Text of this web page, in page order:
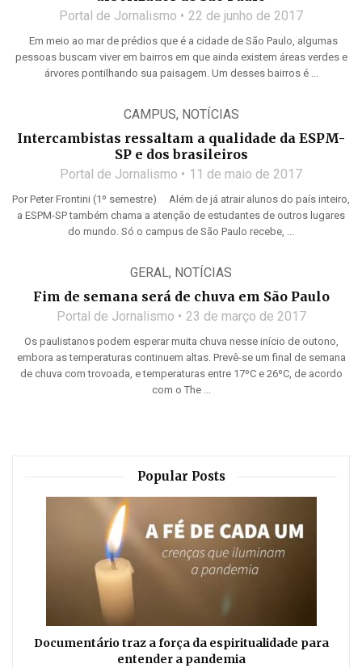
Portal de Jornalismo 22 de junho de 2017
Em meio ao mar de prédios que é a cidade de São Paulo, algumas
pessoas buscam viver em bairros em que ainda existem áreas verdes e
árvores pontilhando sua paisagem. Um desses bairros é ...
CAMPUS, NOTÍCIAS
Intercambistas ressaltam a qualidade da ESPM-
SP e dos brasileiros
Portal de Jornalismo 11 de maio de 2017
Por Peter Frontini (1º semestre) Além de já atrair alunos do país inteiro,
a ESPM-SP também chama a atenção de estudantes de outros lugares
do mundo. Só o campus de São Paulo recebe, ...
GERAL, NOTÍCIAS
Fim de semana será de chuva em São Paulo
Portal de Jornalismo 23 de março de 2017
Os paulistanos podem esperar muita chuva nesse início de outono,
embora as temperaturas continuem altas. Prevê-se um final de semana
de chuva com trovoada, e temperaturas entre 17ºC e 26ºC, de acordo
com o The ...
Popular Posts
Documentário traz a força da espiritualidade para
entender a pandemia